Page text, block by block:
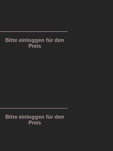
Bitte einloggen für den
Preis
Bitte einloggen für den
Preis